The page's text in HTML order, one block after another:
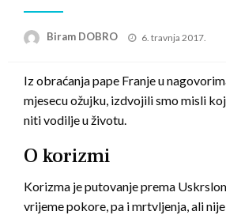
Biram DOBRO
Posted
6. travnja 2017.
Iz obraćanja pape Franje u
mjesecu ožujku, izdvojili smo misli
niti vodilje u životu.
O korizmi
Korizma je putovanje prema
vrijeme pokore, pa i mrtvljenja, ali